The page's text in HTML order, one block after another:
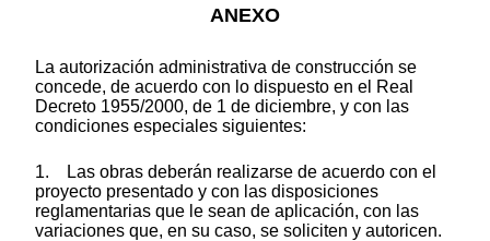
ANEXO
La autorización administrativa de construcción se
concede, de acuerdo con lo dispuesto en el Real
Decreto 1955/2000, de 1 de diciembre, y con las
condiciones especiales siguientes:
1. Las obras deberán realizarse de acuerdo con el
proyecto presentado y con las disposiciones
reglamentarias que le sean de aplicación, con las
variaciones que, en su caso, se soliciten y autoricen.